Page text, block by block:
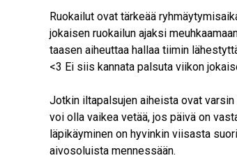
Ruokailut ovat tärkeää
jokaisen ruokailun ajaksi
taasen aiheuttaa hallaa tiimin
<3 Ei siis kannata palsuta viikon
Jotkin iltapalsujen aiheista ovat
voi olla vaikea vetää, jos päivä on
läpikäyminen on hyvinkin viisasta
aivosoluista mennessään.